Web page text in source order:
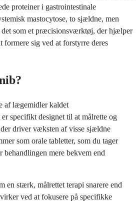
proteiner i gastrointestinale
mastocytose, to sjældne, men
som et præcisionsværktøj, der hjælper
sig ved at forstyrre deres
af lægemidler kaldet
specifikt designet til at målrette og
driver væksten af visse sjældne
som orale tabletter, som du tager
behandlingen mere bekvem end
en stærk, målrettet terapi snarere end
ved at fokusere på specifikke